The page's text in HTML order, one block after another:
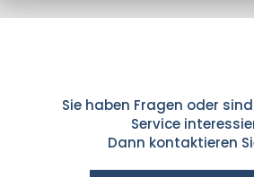
Sie haben Fragen oder
Service
Dann kontaktieren